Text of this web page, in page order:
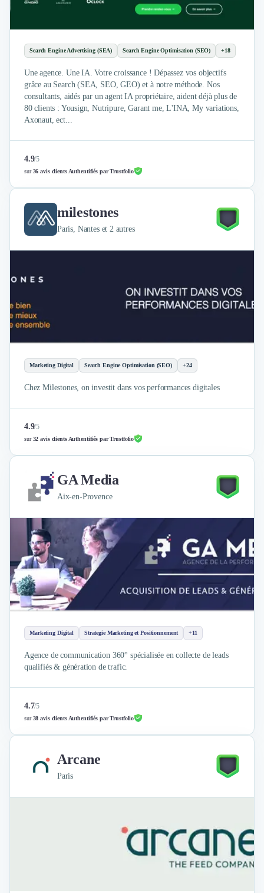
Search Engine Advertising (SEA) Search Engine Optimisation (SEO) +18
Une agence. Une IA. Votre croissance ! Dépassez vos objectifs
grâce au Search (SEA, SEO, GEO) et à notre méthode. Nos
consultants, aidés par un agent IA propriétaire, aident déjà plus de
80 clients : Yousign, Nutripure, Garant me, L'INA, My variations,
Axonaut, ect...
4.9/5
sur36 avis clients Authentifiés par Trustfolio
milestones
Paris, Nantes et 2 autres
Marketing Digital Search Engine Optimisation (SEO) +24
Chez Milestones, on investit dans vos performances digitales
4.9/5
sur32 avis clients Authentifiés par Trustfolio
GA Media
Aix-en-Provence
Marketing Digital Strategie Marketing et Positionnement +11
Agence de communication 360° spécialisée en collecte de leads
qualifiés & génération de trafic.
4.7/5
sur38 avis clients Authentifiés par Trustfolio
Arcane
Paris